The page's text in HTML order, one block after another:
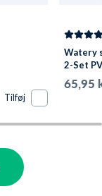
Tilføj
Watery
2-Set
65,95